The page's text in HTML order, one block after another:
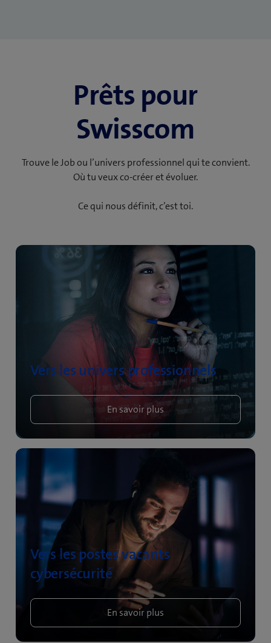
Prêts pour
Swisscom
Trouve le Job ou l’univers professionnel qui te convient.
Où tu veux co-créer et évoluer.
Ce qui nous définit, c’est toi.
Vers les univers professionnels
En savoir plus
Vers les postes vacants
cybersécurité
En savoir plus